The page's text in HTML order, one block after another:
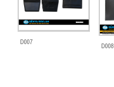
D007
D008